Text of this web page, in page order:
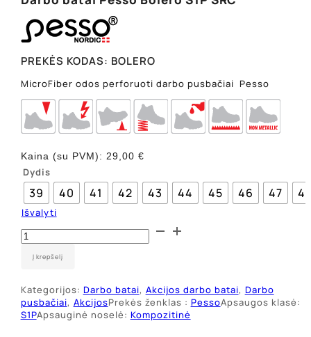
PREKĖS KODAS: BOLERO
MicroFiber odos perforuoti darbo pusbačiai Pesso
Kaina (su PVM): 29,00 €
Dydis
39 40 41 42 43 44 45 46 47
Išvalyti
produkto
kiekis:
Darbo
Bolero
S1P
SRC
Į krepšelį
Kategorijos: Darbo batai, Akcijos darbo batai, Darbo
pusbačiai, AkcijosPrekės ženklas : PessoApsaugos klasė:
S1PApsauginė noselė: Kompozitinė